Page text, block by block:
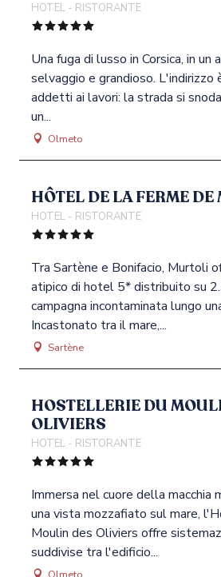
HOTEL - RISTORANTE
Una fuga di lusso in Corsica, in
selvaggio e grandioso. L'indirizzo
addetti ai lavori: la strada si
un...
Olmeto
HÔTEL DE LA FERME
HOTEL - RISTORANTE
Tra Sartène e Bonifacio, Murtoli
atipico di hotel 5* distribuito su
campagna incontaminata lungo
Incastonato tra il mare,...
Sartène
HOSTELLERIE DU
OLIVIERS
HOTEL - RISTORANTE
Immersa nel cuore della macchia
una vista mozzafiato sul mare,
Moulin des Oliviers offre
suddivise tra l'edificio...